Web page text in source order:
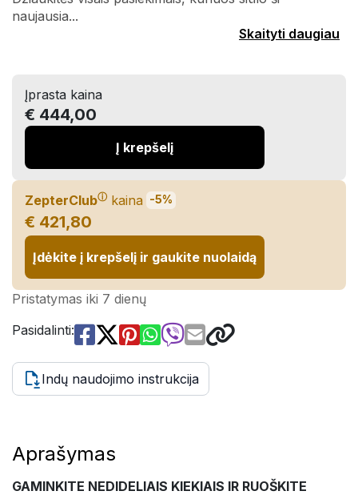
naujausia...
Skaityti daugiau
Įprasta kaina
€ 444,00
Į krepšelį
ZepterClubⓘ kaina -5%
€ 421,80
Įdėkite į krepšelį ir gaukite nuolaidą
Pristatymas iki 7 dienų
Pasidalinti:
Indų naudojimo instrukcija
Aprašymas
GAMINKITE NEDIDELIAIS KIEKIAIS IR RUOŠKITE